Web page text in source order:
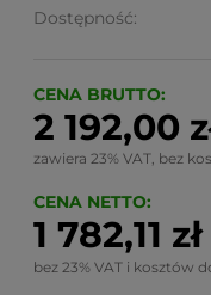
Dostępność:
CENA BRUTTO:
2 192,00
zawiera 23% VAT, bez
CENA NETTO:
1 782,11 zł
bez 23% VAT i kosztów